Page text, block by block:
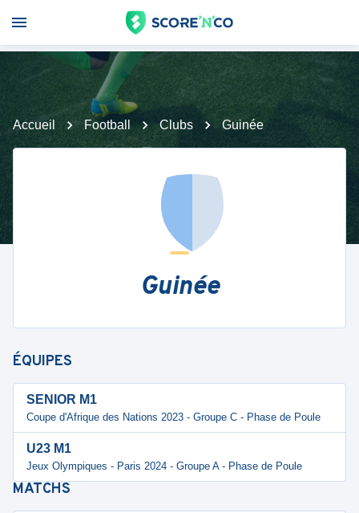
Accueil Football Clubs Guinée
Guinée
ÉQUIPES
SENIOR M1
Coupe d'Afrique des Nations 2023 - Groupe C - Phase de Poule
U23 M1
Jeux Olympiques - Paris 2024 - Groupe A - Phase de Poule
MATCHS